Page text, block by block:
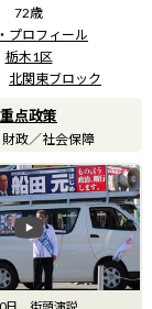
72歳
プロフィール
栃木1区
北関東ブロック
重点政策
政／社会保障
日 街頭演説